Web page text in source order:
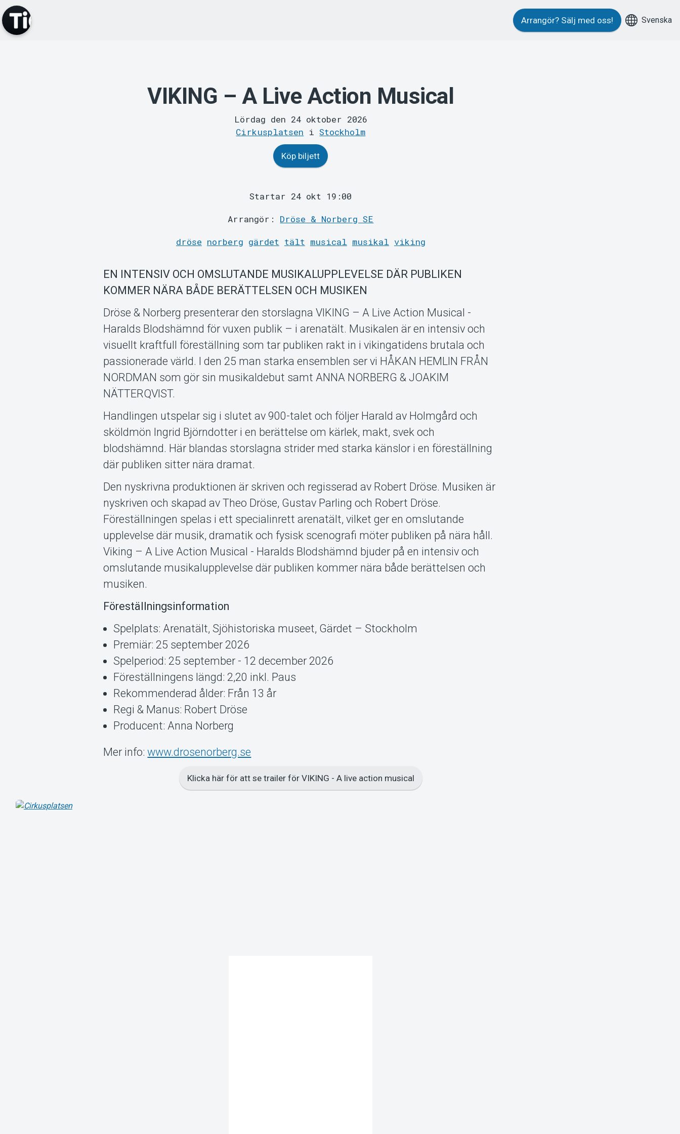
Arrangör? Sälj med oss! Svenska
VIKING – A Live Action Musical
Lördag den 24 oktober 2026
Cirkusplatsen iStockholm
Köp biljett
Startar 24 okt 19:00
Arrangör: Dröse & Norberg SE
dröse norberg gärdet tält musical musikal viking
EN INTENSIV OCH OMSLUTANDE MUSIKALUPPLEVELSE DÄR PUBLIKEN
KOMMER NÄRA BÅDE BERÄTTELSEN OCH MUSIKEN
Dröse & Norberg presenterar den storslagna VIKING – A Live Action Musical -
Haralds Blodshämnd för vuxen publik – i arenatält. Musikalen är en intensiv och
visuellt kraftfull föreställning som tar publiken rakt in i vikingatidens brutala och
passionerade värld. I den 25 man starka ensemblen ser vi HÅKAN HEMLIN FRÅN
NORDMAN som gör sin musikaldebut samt ANNA NORBERG & JOAKIM
NÄTTERQVIST.
Handlingen utspelar sig i slutet av 900-talet och följer Harald av Holmgård och
sköldmön Ingrid Björndotter i en berättelse om kärlek, makt, svek och
blodshämnd. Här blandas storslagna strider med starka känslor i en föreställning
där publiken sitter nära dramat.​
Den nyskrivna produktionen är skriven och regisserad av Robert Dröse. Musiken är
nyskriven och skapad av Theo Dröse, Gustav Parling och Robert Dröse.
Föreställningen spelas i ett specialinrett arenatält, vilket ger en omslutande
upplevelse där musik, dramatik och fysisk scenografi möter publiken på nära håll.
Viking – A Live Action Musical - Haralds Blodshämnd bjuder på en intensiv och
omslutande musikalupplevelse där publiken kommer nära både berättelsen och
musiken.
Föreställningsinformation
Spelplats: Arenatält, Sjöhistoriska museet, Gärdet – Stockholm
Premiär: 25 september 2026
Spelperiod: 25 september - 12 december 2026
Föreställningens längd: 2,20 inkl. Paus
Rekommenderad ålder: Från 13 år
Regi & Manus: Robert Dröse
Producent: Anna Norberg
Mer info:www.drosenorberg.se
Klicka här för att se trailer för VIKING - A live action musical